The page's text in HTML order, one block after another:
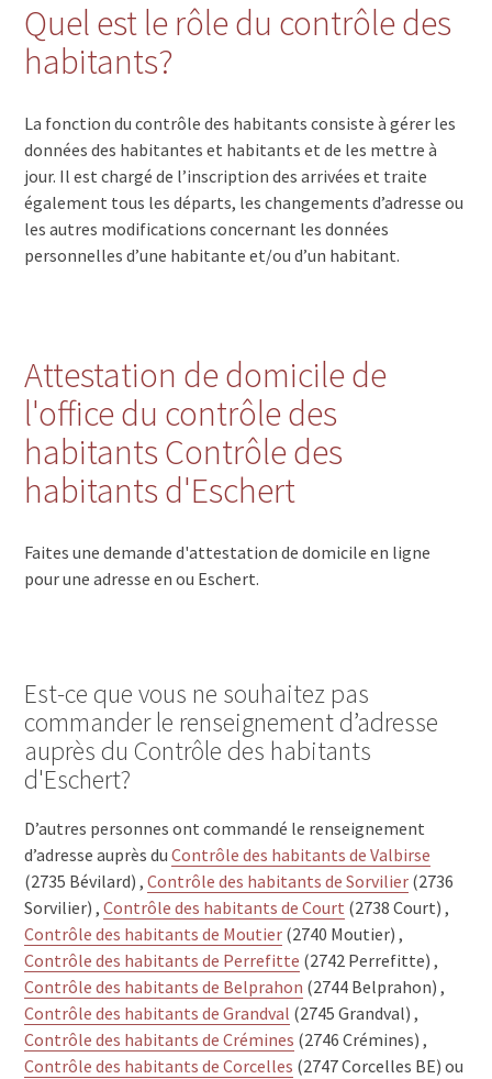
Quel est le rôle du contrôle des
habitants?
La fonction du contrôle des habitants consiste à gérer les
données des habitantes et habitants et de les mettre à
jour. Il est chargé de l’inscription des arrivées et traite
également tous les départs, les changements d’adresse ou
les autres modifications concernant les données
personnelles d’une habitante et/ou d’un habitant.
Attestation de domicile de
l'office du contrôle des
habitants Contrôle des
habitants d'Eschert
Faites une demande d'attestation de domicile en ligne
pour une adresse en ou Eschert.
Est-ce que vous ne souhaitez pas
commander le renseignement d’adresse
auprès du Contrôle des habitants
d'Eschert?
D’autres personnes ont commandé le renseignement
d’adresse auprès duContrôle des habitants de Valbirse
(2735 Bévilard) ,Contrôle des habitants de Sorvilier (2736
Sorvilier) ,Contrôle des habitants de Court (2738 Court) ,
Contrôle des habitants de Moutier (2740 Moutier) ,
Contrôle des habitants de Perrefitte (2742 Perrefitte) ,
Contrôle des habitants de Belprahon (2744 Belprahon) ,
Contrôle des habitants de Grandval (2745 Grandval) ,
Contrôle des habitants de Crémines (2746 Crémines) ,
Contrôle des habitants de Corcelles (2747 Corcelles BE) ou